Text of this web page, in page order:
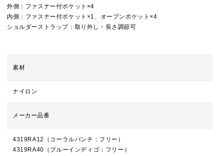
外側：ファスナー付ポケット×4
内側：ファスナー付ポケット×1、オープンポケット×4
ショルダーストラップ：取り外し・長さ調節可
素材
ナイロン
メーカー品番
4319RA12（コーラルパンチ：フリー）
4319RA40（ブルーインディゴ：フリー）